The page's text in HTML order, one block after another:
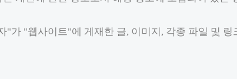
가 "웹사이트"에 게재한 글, 이미지, 각종 파일 및 링